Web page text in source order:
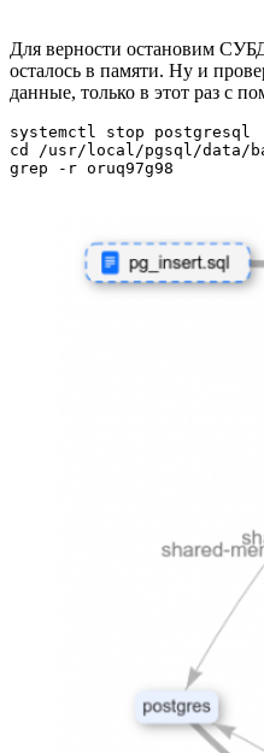
Для верности остановим
осталось в памяти. Ну и
данные, только в этот раз с
systemctl stop postgresql
cd /usr/local/pgsql/data/
grep -r oruq97g98